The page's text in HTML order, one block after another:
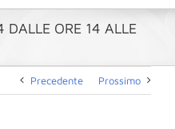
ORE 14 ALLE
Precedente Prossimo